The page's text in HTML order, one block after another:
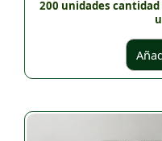
200 unidades